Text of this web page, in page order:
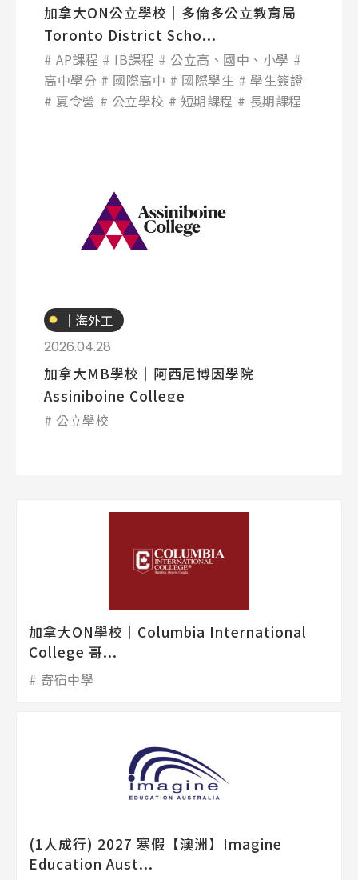
加拿大ON公立學校│多倫多公立教育局
Toronto District Scho...
AP課程 IB課程
公立高、國中、小學
高中學分
國際高中 國際學生
學生簽證
夏令營
公立學校 短期課程 長期課程
｜海外工
讀
2026.04.28
加拿大MB學校│阿西尼博因學院
Assiniboine College
公立學校
加拿大ON學校│Columbia International
College 哥...
寄宿中學
(1人成行) 2027 寒假【澳洲】Imagine
Education Aust...